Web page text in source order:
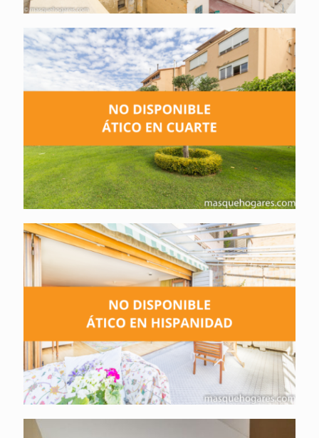
Ático NO disponible . Calle Olmos. Cuarte de
Huerva.
Ático no disponible en Vía Hispanidad. Zaragoza.